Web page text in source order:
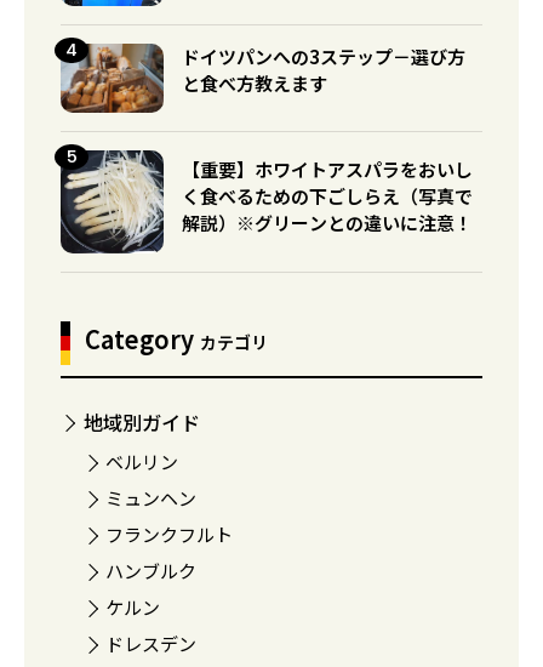
ドイツパンへの3ステップ－選び方
と食べ方教えます
【重要】ホワイトアスパラをおいし
く食べるための下ごしらえ（写真で
解説）※グリーンとの違いに注意！
Category カテゴリ
地域別ガイド
ベルリン
ミュンヘン
フランクフルト
ハンブルク
ケルン
ドレスデン